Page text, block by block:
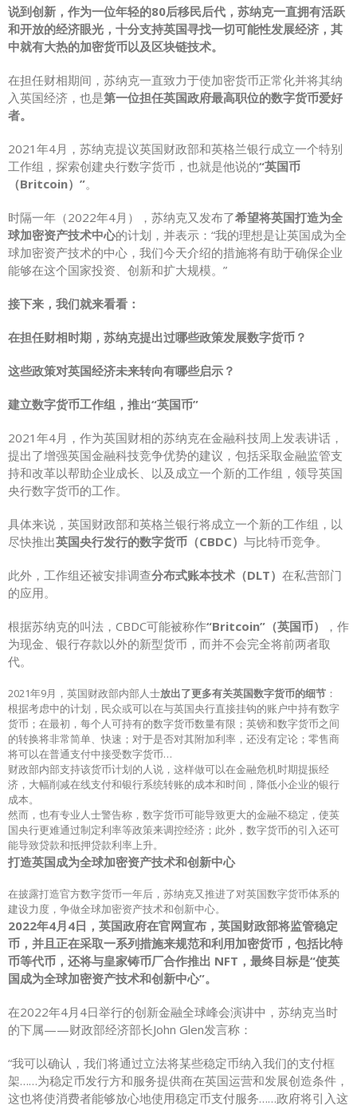
说到创新，作为一位年轻的80后移民后代，苏纳克一直拥有活跃
和开放的经济眼光，十分支持英国寻找一切可能性发展经济，其
中就有大热的加密货币以及区块链技术。
在担任财相期间，苏纳克一直致力于使加密货币正常化并将其纳
入英国经济，也是第一位担任英国政府最高职位的数字货币爱好
者。
2021年4月，苏纳克提议英国财政部和英格兰银行成立一个特别
工作组，探索创建央行数字货币，也就是他说的“英国币
（Britcoin）”。
时隔一年（2022年4月），苏纳克又发布了希望将英国打造为全
球加密资产技术中心的计划，并表示：“我的理想是让英国成为全
球加密资产技术的中心，我们今天介绍的措施将有助于确保企业
能够在这个国家投资、创新和扩大规模。”
接下来，我们就来看看：
在担任财相时期，苏纳克提出过哪些政策发展数字货币？
这些政策对英国经济未来转向有哪些启示？
建立数字货币工作组，推出“英国币”
2021年4月，作为英国财相的苏纳克在金融科技周上发表讲话，
提出了增强英国金融科技竞争优势的建议，包括采取金融监管支
持和改革以帮助企业成长、以及成立一个新的工作组，领导英国
央行数字货币的工作。
具体来说，英国财政部和英格兰银行将成立一个新的工作组，以
尽快推出英国央行发行的数字货币（CBDC） 与比特币竞争。
此外，工作组还被安排调查分布式账本技术（DLT） 在私营部门
的应用。
根据苏纳克的叫法，CBDC可能被称作“Britcoin”（英国币）
，作
为现金、银行存款以外的新型货币，而并不会完全将前两者取
代。
2021年9月，英国财政部内部人士放出了更多有关英国数字货币的细节 ：
根据考虑中的计划，民众或可以在与英国央行直接挂钩的账户中持有数字
货币；在最初，每个人可持有的数字货币数量有限；英镑和数字货币之间
的转换将非常简单、快速；对于是否对其附加利率，还没有定论；零售商
将可以在普通支付中接受数字货币…
财政部内部支持该货币计划的人说，这样做可以在金融危机时期提振经
济，大幅削减在线支付和银行系统转账的成本和时间，降低小企业的银行
成本。
然而，也有专业人士警告称，数字货币可能导致更大的金融不稳定，使英
国央行更难通过制定利率等政策来调控经济；此外，数字货币的引入还可
能导致贷款和抵押贷款利率上升。
打造英国成为全球加密资产技术和创新中心
在披露打造官方数字货币一年后，苏纳克又推进了对英国数字货币体系的
建设力度，争做全球加密资产技术和创新中心。
2022年4月4日，英国政府在官网宣布，英国财政部将监管稳定
币，并且正在采取一系列措施来规范和利用加密货币，包括比特
币等代币，还将与皇家铸币厂合作推出 NFT，最终目标是“使英
国成为全球加密资产技术和创新中心”。
在2022年4月4日举行的创新金融全球峰会演讲中，苏纳克当时
的下属——财政部经济部长John Glen发言称：
“我可以确认，我们将通过立法将某些稳定币纳入我们的支付框
架……为稳定币发行方和服务提供商在英国运营和发展创造条件，
这也将使消费者能够放心地使用稳定币支付服务……政府将引入这